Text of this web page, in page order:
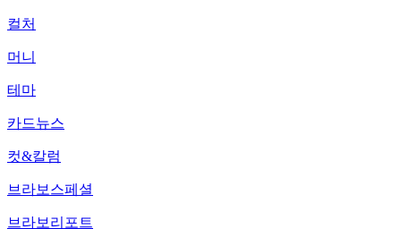
컬처
머니
테마
카드뉴스
컷&칼럼
브라보스페셜
브라보리포트